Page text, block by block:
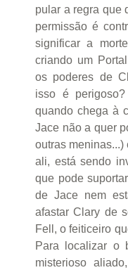
pular a regra que
permissão é
significar a
criando um
os poderes de
isso é
quando chega à
Jace não a quer
outras
ali, está sendo
que pode
de Jace nem
afastar Clary de
Fell, o feiticeiro
Para localizar o
misterioso